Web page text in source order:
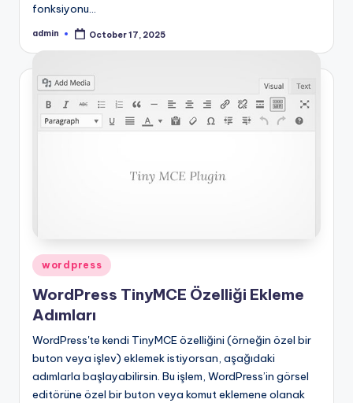
fonksiyonu…
Posted
admin October 17, 2025
Posted
in
wordpress
WordPress TinyMCE Özelliği Ekleme
Adımları
WordPress'te kendi TinyMCE özelliğini (örneğin özel bir
buton veya işlev) eklemek istiyorsan, aşağıdaki
adımlarla başlayabilirsin. Bu işlem, WordPress’in görsel
editörüne özel bir buton veya komut eklemene olanak